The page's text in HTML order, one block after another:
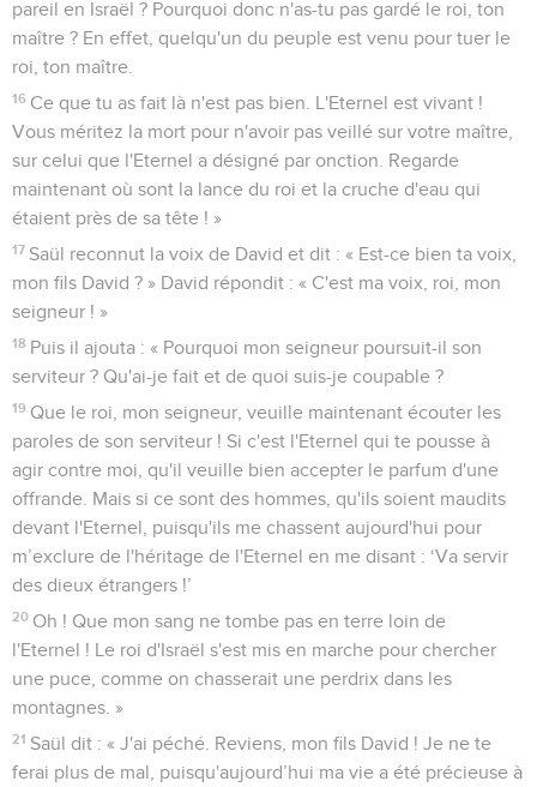
pareil en Israël ? Pourquoi donc n'as-tu pas gardé le roi, ton
maître ? En effet, quelqu'un du peuple est venu pour tuer le
roi, ton maître.
16 Ce que tu as fait là n'est pas bien. L'Eternel est vivant !
Vous méritez la mort pour n'avoir pas veillé sur votre maître,
sur celui que l'Eternel a désigné par onction. Regarde
maintenant où sont la lance du roi et la cruche d'eau qui
étaient près de sa tête ! »
17 Saül reconnut la voix de David et dit : « Est-ce bien ta voix,
mon fils David ? » David répondit : « C'est ma voix, roi, mon
seigneur ! »
18 Puis il ajouta : « Pourquoi mon seigneur poursuit-il son
serviteur ? Qu'ai-je fait et de quoi suis-je coupable ?
19 Que le roi, mon seigneur, veuille maintenant écouter les
paroles de son serviteur ! Si c'est l'Eternel qui te pousse à
agir contre moi, qu'il veuille bien accepter le parfum d'une
offrande. Mais si ce sont des hommes, qu'ils soient maudits
devant l'Eternel, puisqu'ils me chassent aujourd'hui pour
m’exclure de l'héritage de l'Eternel en me disant : ‘Va servir
des dieux étrangers !’
20 Oh ! Que mon sang ne tombe pas en terre loin de
l'Eternel ! Le roi d'Israël s'est mis en marche pour chercher
une puce, comme on chasserait une perdrix dans les
montagnes. »
21 Saül dit : « J'ai péché. Reviens, mon fils David ! Je ne te
ferai plus de mal, puisqu'aujourd’hui ma vie a été précieuse à